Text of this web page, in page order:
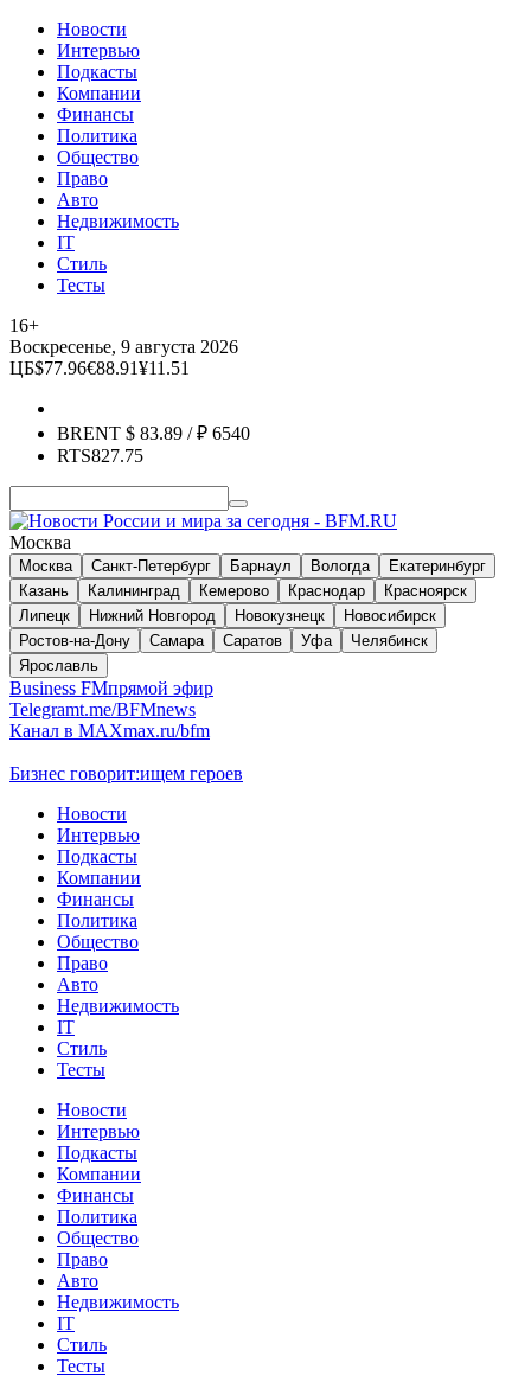
Новости
Интервью
Подкасты
Компании
Финансы
Политика
Общество
Право
Авто
Недвижимость
IT
Стиль
Тесты
16+
Воскресенье, 9 августа 2026
ЦБ$77.96€88.91¥11.51
BRENT $ 83.89 / ₽ 6540
RTS827.75
Москва
Москва Санкт-Петербург Барнаул Вологда
Екатеринбург
Казань
Калининград Кемерово Краснодар
Красноярск
Липецк
Нижний Новгород Новокузнецк
Новосибирск
Ростов-на-Дону
Самара Саратов Уфа
Челябинск
Ярославль
Business FMпрямой эфир
Telegramt.me/BFMnews
Канал в MAXmax.ru/bfm
Бизнес говорит:ищем героев
Новости
Интервью
Подкасты
Компании
Финансы
Политика
Общество
Право
Авто
Недвижимость
IT
Стиль
Тесты
Новости
Интервью
Подкасты
Компании
Финансы
Политика
Общество
Право
Авто
Недвижимость
IT
Стиль
Тесты